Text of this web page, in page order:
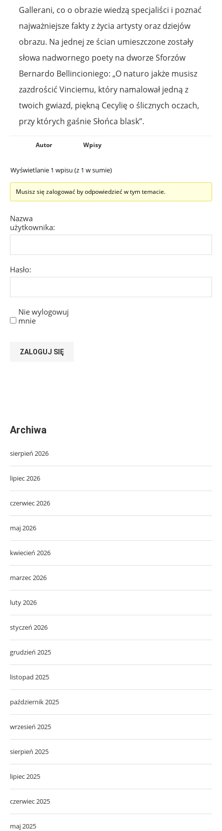
Gallerani, co o obrazie wiedzą specjaliści i poznać
najważniejsze fakty z życia artysty oraz dziejów
obrazu. Na jednej ze ścian umieszczone zostały
słowa nadwornego poety na dworze Sforzów
Bernardo Bellincioniego: „O naturo jakże musisz
zazdrościć Vinciemu, który namalował jedną z
twoich gwiazd, piękną Cecylię o ślicznych oczach,
przy których gaśnie Słońca blask”.
Autor Wpisy
Wyświetlanie 1 wpisu (z 1 w sumie)
Musisz się zalogować by odpowiedzieć w tym temacie.
Nazwa
użytkownika:
Hasło:
Nie wylogowuj
mnie
ZALOGUJ SIĘ
Archiwa
sierpień 2026
lipiec 2026
czerwiec 2026
maj 2026
kwiecień 2026
marzec 2026
luty 2026
styczeń 2026
grudzień 2025
listopad 2025
październik 2025
wrzesień 2025
sierpień 2025
lipiec 2025
czerwiec 2025
maj 2025